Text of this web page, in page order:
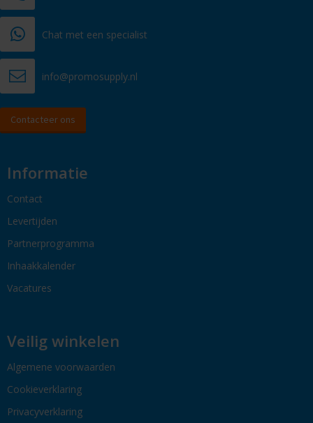
Chat met een specialist
info@promosupply.nl
Contacteer ons
Informatie
Contact
Levertijden
Partnerprogramma
Inhaakkalender
Vacatures
Veilig winkelen
Algemene voorwaarden
Cookieverklaring
Privacyverklaring